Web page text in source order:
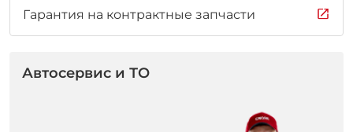
Гарантия на контрактные запчасти
Автосервис и ТО